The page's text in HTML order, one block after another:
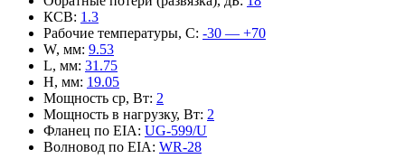
КСВ: 1.3
Рабочие температуры, С: -30 — +70
W, мм: 9.53
L, мм: 31.75
H, мм: 19.05
Мощность ср, Вт: 2
Мощность в нагрузку, Вт: 2
Фланец по EIA: UG-599/U
Волновод по EIA: WR-28